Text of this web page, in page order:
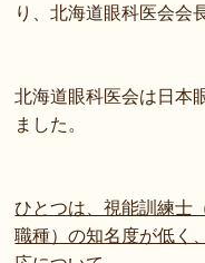
り、北海道眼科医会会
北海道眼科医会は日本
ました。
ひとつは、視能訓練士
職種）の知名度が低く